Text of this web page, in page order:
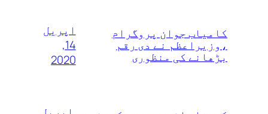
کامیاب جوان پروگرام
،وزیراعظم نے دی رقم
بڑھانے کی منظوری
اپریل
14,
2020